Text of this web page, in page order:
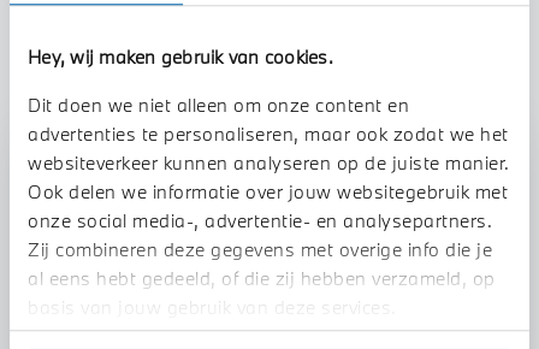
Hey, wij maken gebruik van cookies.
Dit doen we niet alleen om onze content en
advertenties te personaliseren, maar ook zodat we het
websiteverkeer kunnen analyseren op de juiste manier.
Ook delen we informatie over jouw websitegebruik met
onze social media-, advertentie- en analysepartners.
Zij combineren deze gegevens met overige info die je
al eens hebt gedeeld, of die zij hebben verzameld, op
basis van jouw gebruik van deze services.
Stap 1 van 3
Uw motor Inruilen?
TOON ALLE EIGENSCHAPPEN